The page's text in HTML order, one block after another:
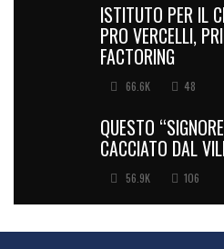
ISTITUTO PER IL
PRO VERCELLI,
FACTORING
66.6K 48
QUESTO
CACCIATO DAL
56.9K 106